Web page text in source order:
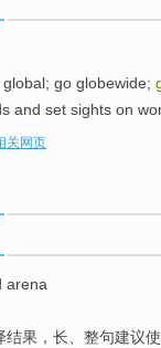
global; go globewide;
and set sights on
关网页
arena
结果，长、整句建议